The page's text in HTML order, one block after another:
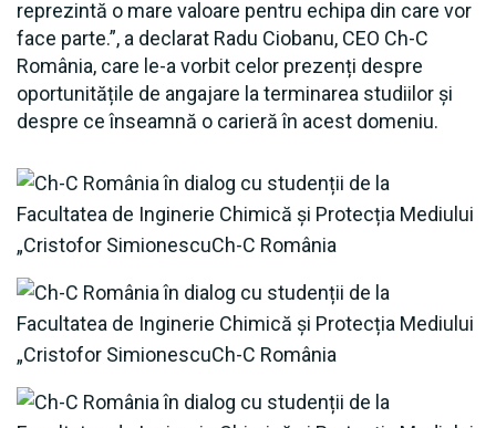
reprezintă o mare valoare pentru echipa din care vor
face parte.”, a declarat Radu Ciobanu, CEO Ch-C
România, care le-a vorbit celor prezenți despre
oportunitățile de angajare la terminarea studiilor și
despre ce înseamnă o carieră în acest domeniu.